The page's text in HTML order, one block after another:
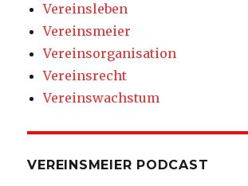
Vereinsleben
Vereinsmeier
Vereinsorganisation
Vereinsrecht
Vereinswachstum
VEREINSMEIER PODCAST